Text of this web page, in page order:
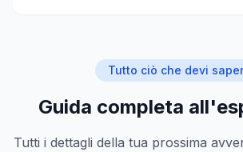
Tutto ciò che devi
Guida completa
Tutti i dettagli della tua prossima